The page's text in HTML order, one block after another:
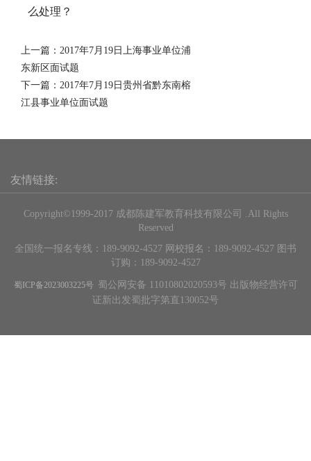
么处理？
上一篇： 2017年7月19日上海事业单位浦
东新区面试题
下一篇： 2017年7月19日贵州省黔东南榕
江县事业单位面试题
友情链接:
Copyright©1999-2017 成都陈建军教育科技有限公司 .All Rights
Reserved
全国统一报名专线：189-9092-4527 网校报名：189-9092-4527 图书
订购：189-9092-4527
蜀ICP备2023003225号 蜀公网安备 11010802020593号 出版物经营许可
证新出发蜀批字第直130052号